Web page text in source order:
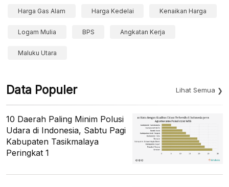
Harga Gas Alam Harga Kedelai Kenaikan Harga
Logam Mulia BPS Angkatan Kerja
Maluku Utara
Data Populer Lihat Semua
10 Daerah Paling Minim Polusi
Udara di Indonesia, Sabtu Pagi
Kabupaten Tasikmalaya
Peringkat 1